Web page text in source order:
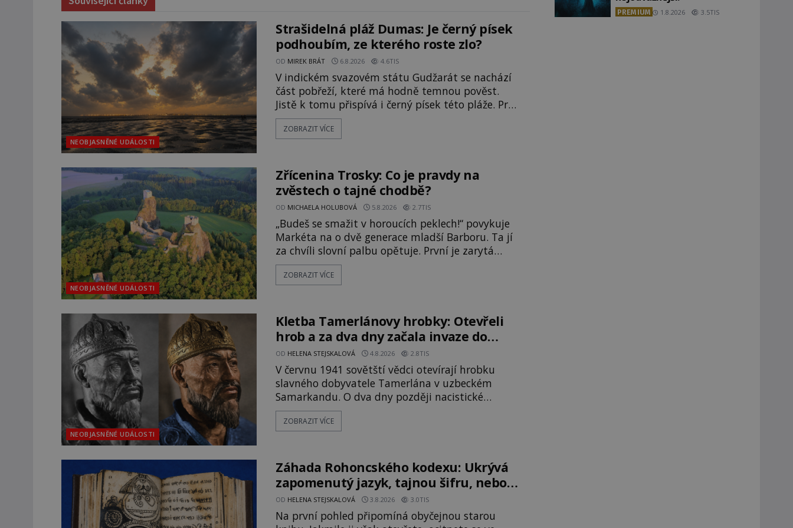
NEOBJASNĚNÉ UDÁLOSTI
Strašidelná pláž Dumas: Je černý písek
podhoubím, ze kterého roste zlo?
OD MIREK BRÁT 6.8.2026 4.6TIS
V indickém svazovém státu Gudžarát se nachází
část pobřeží, které má hodně temnou pověst.
Jistě k tomu přispívá i černý písek této pláže. Proč
má pláž takové netypické zbarvení? Nakolik jsou
pravdivé historky, že zde došlo k
pláž Dumas ve městě Surat. Gu
ZOBRAZIT VÍCE
NEOBJASNĚNÉ UDÁLOSTI
Zřícenina Trosky: Co je pravdy na
zvěstech o tajné chodbě?
OD MICHAELA HOLUBOVÁ 5.8.2026 2.7TIS
„Budeš se smažit v horoucích peklech!“ povykuje
Markéta na o dvě generace mladší Barboru. Ta jí
za chvíli slovní palbu opětuje. První je zarytá
katolička, druhá přesvědčená kališnice. A každá z
nich se usídlí na jedné z věží slavného hradu
manželku má skutečně jistou
ZOBRAZIT VÍCE
NEOBJASNĚNÉ UDÁLOSTI
Kletba Tamerlánovy hrobky: Otevřeli
hrob a za dva dny začala invaze do
SSSR. Náhoda, nebo varování?
OD HELENA STEJSKALOVÁ 4.8.2026 2.8TIS
V červnu 1941 sovětští vědci otevírají hrobku
slavného dobyvatele Tamerlána v uzbeckém
Samarkandu. O dva dny později nacistické
Německo zahajuje operaci Barbarossa a napadá
Sovětský svaz. Shoda dat je natolik zarážející, že
fascinující souhru okolností? Když antropolog
Michail Gerasimov (1907-1970) a
ZOBRAZIT VÍCE
Záhada Rohoncského kodexu: Ukrývá
zapomenutý jazyk, tajnou šifru, nebo
mistrovský podvrh?
OD HELENA STEJSKALOVÁ 3.8.2026 3.0TIS
Na první pohled připomíná obyčejnou starou
PREMIUM 1.8.2026 3.5TIS